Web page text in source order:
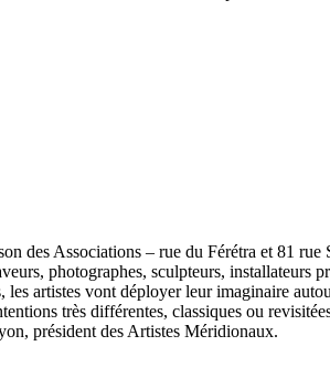
des Associations – rue du Férétra et 81
photographes, sculpteurs,
artistes vont déployer leur imaginaire
très différentes, classiques ou
président des Artistes Méridionaux.